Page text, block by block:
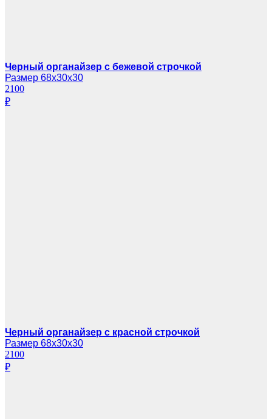
Черный органайзер с бежевой строчкой
Размер 68х30х30
2100
₽
Черный органайзер с красной строчкой
Размер 68х30х30
2100
₽